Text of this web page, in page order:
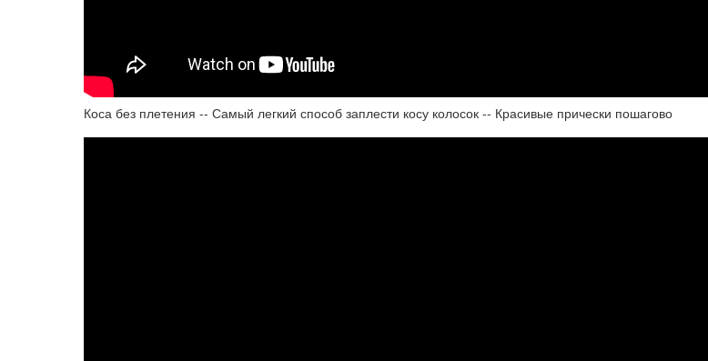
Коса без плетения -- Самый легкий способ заплести косу колосок -- Красивые прически пошагово